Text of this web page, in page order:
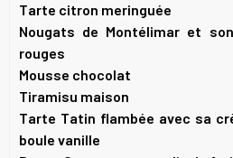
Tarte citron meringuée
Nougats de Montélimar et
rouges
Mousse chocolat
Tiramisu maison
Tarte Tatin flambée avec sa
boule vanille